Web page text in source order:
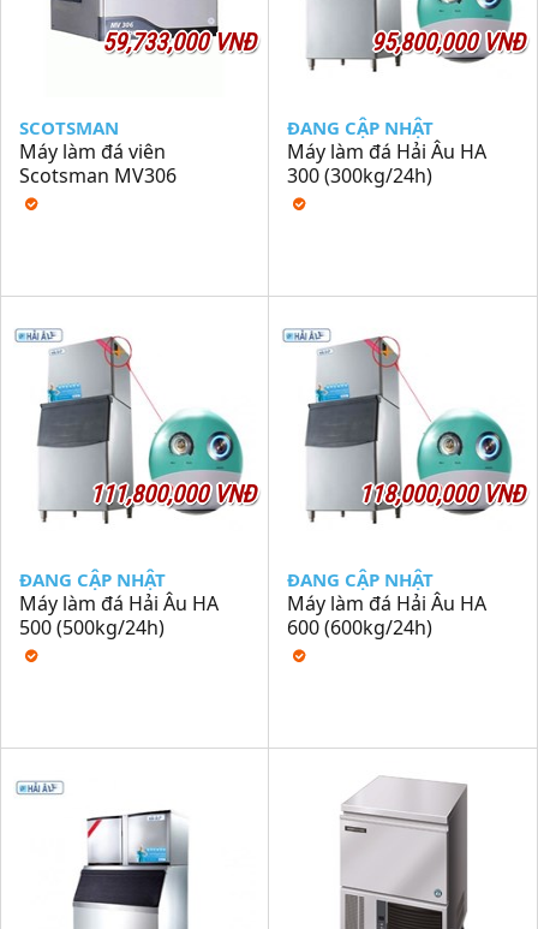
59,733,000 VNĐ
SCOTSMAN
Máy làm đá viên
Scotsman MV306
95,800,000 VNĐ
ĐANG CẬP NHẬT
Máy làm đá Hải Âu HA
300 (300kg/24h)
111,800,000 VNĐ
ĐANG CẬP NHẬT
Máy làm đá Hải Âu HA
500 (500kg/24h)
118,000,000 VNĐ
ĐANG CẬP NHẬT
Máy làm đá Hải Âu HA
600 (600kg/24h)